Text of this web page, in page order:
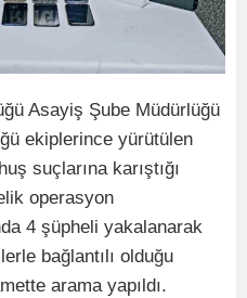
Asayiş Şube Müdürlüğü
ekiplerince yürütülen
suçlarına karıştığı
operasyon
4 şüpheli yakalanarak
bağlantılı olduğu
arama yapıldı.